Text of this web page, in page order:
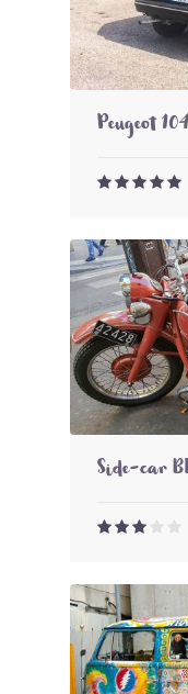
Peugeot
Side-car